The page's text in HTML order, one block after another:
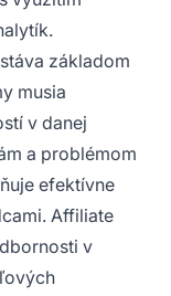
základom
musia
v danej
a problémom
efektívne
Affiliate
v